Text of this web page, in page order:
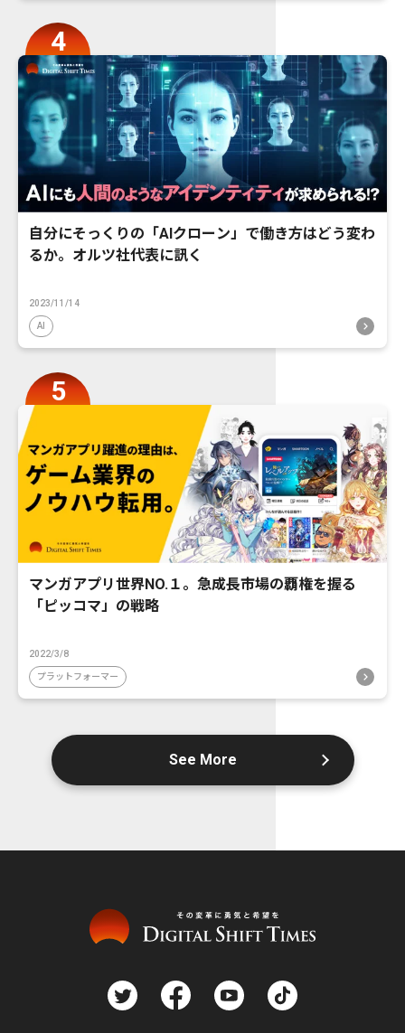
自分にそっくりの「AIクローン」で働き方はどう変わ
るか。オルツ社代表に訊く
2023/11/14
AI
マンガアプリ世界NO.１。急成長市場の覇権を握る
「ピッコマ」の戦略
2022/3/8
プラットフォーマー
See More